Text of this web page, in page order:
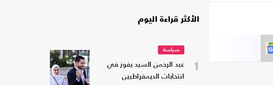
الأكثر قراءة اليوم
1
سياسة
عبد الرحمن السيد يفوز في
انتخابات الديمقراطيين